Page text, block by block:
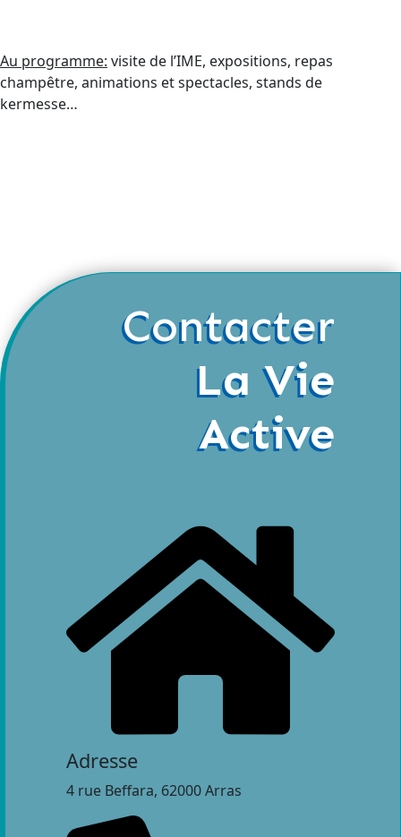
Au programme: visite de l’IME, expositions, repas
champêtre, animations et spectacles, stands de
kermesse…
Contacter
La Vie
Active
Adresse
4 rue Beffara, 62000 Arras